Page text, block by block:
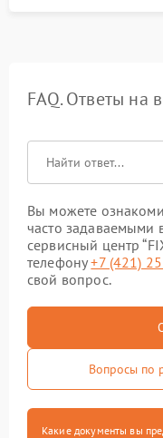
FAQ. Ответы на
Вы можете
часто задаваемыми
сервисный центр
телефону+7 (421)
свой вопрос.
Вопросы по
Какие документы вы